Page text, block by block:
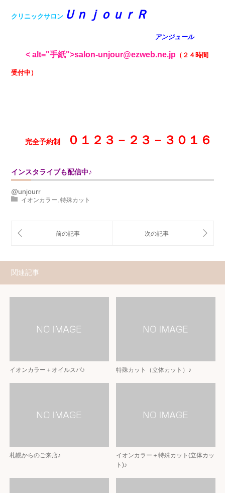
クリニックサロン ＵｎｊｏｕｒＲ
アンジュール
< alt="手紙">salon-unjour@ezweb.ne.jp （２４時間
受付中）
完全予約制 ０１２３－２３－３０１６
インスタライブも配信中♪
@unjourr
イオンカラー 特殊カット
関連記事
イオンカラー＋オイルスパ♪ 特殊カット（立体カット）♪
札幌からのご来店♪
イオンカラー＋特殊カット(立体カッ
ト)♪